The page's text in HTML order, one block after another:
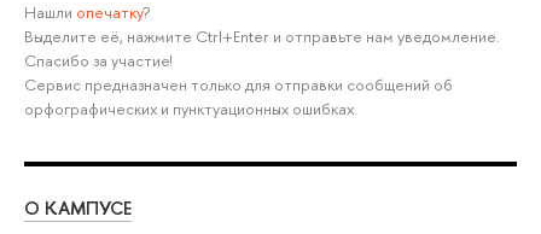
Нашли опечатку?
Выделите её, нажмите Ctrl+Enter и отправьте нам уведомление.
Спасибо за участие!
Сервис предназначен только для отправки сообщений об
орфографических и пунктуационных ошибках.
О КАМПУСЕ